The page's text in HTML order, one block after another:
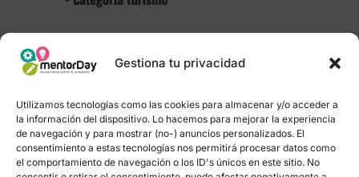
Gestiona tu privacidad
Utilizamos tecnologías como las cookies para almacenar y/o acceder a
la información del dispositivo. Lo hacemos para mejorar la experiencia
de navegación y para mostrar (no-) anuncios personalizados. El
consentimiento a estas tecnologías nos permitirá procesar datos como
el comportamiento de navegación o los ID's únicos en este sitio. No
Aviso Legal–Política de Cookies –Política de
enlaces–Contacto